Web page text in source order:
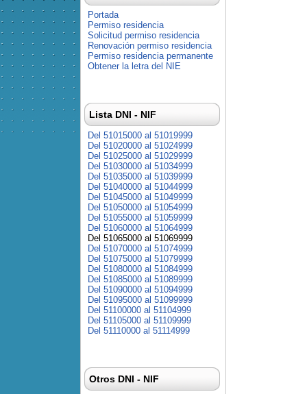
Portada
Permiso residencia
Solicitud permiso residencia
Renovación permiso residencia
Permiso residencia permanente
Obtener la letra del NIE
Lista DNI - NIF
Del 51015000 al 51019999
Del 51020000 al 51024999
Del 51025000 al 51029999
Del 51030000 al 51034999
Del 51035000 al 51039999
Del 51040000 al 51044999
Del 51045000 al 51049999
Del 51050000 al 51054999
Del 51055000 al 51059999
Del 51060000 al 51064999
Del 51065000 al 51069999
Del 51070000 al 51074999
Del 51075000 al 51079999
Del 51080000 al 51084999
Del 51085000 al 51089999
Del 51090000 al 51094999
Del 51095000 al 51099999
Del 51100000 al 51104999
Del 51105000 al 51109999
Del 51110000 al 51114999
Otros DNI - NIF